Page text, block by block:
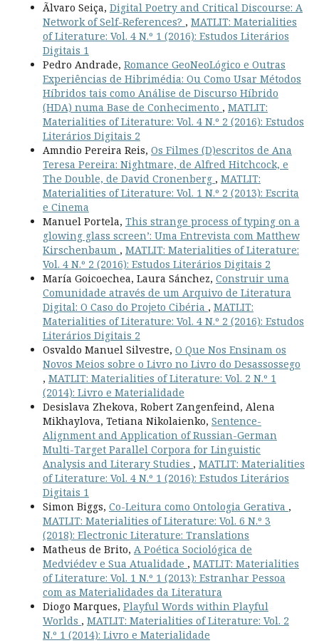
Ãlvaro Seiça, Digital Poetry and Critical Discourse: A
Network of Self-References? , MATLIT: Materialities
of Literature: Vol. 4 N.º 1 (2016): Estudos Literários
Digitais 1
Pedro Andrade, Romance GeoNeoLógico e Outras
Experiências de Hibrimédia: Ou Como Usar Métodos
Híbridos tais como Análise de Discurso Híbrido
(HDA) numa Base de Conhecimento , MATLIT:
Materialities of Literature: Vol. 4 N.º 2 (2016): Estudos
Literários Digitais 2
Amndio Pereira Reis, Os Filmes (D)escritos de Ana
Teresa Pereira: Nightmare, de Alfred Hitchcock, e
The Double, de David Cronenberg , MATLIT:
Materialities of Literature: Vol. 1 N.º 2 (2013): Escrita
e Cinema
Manuel Portela, This strange process of typing on a
glowing glass screen’: Uma Entrevista com Matthew
Kirschenbaum , MATLIT: Materialities of Literature:
Vol. 4 N.º 2 (2016): Estudos Literários Digitais 2
María Goicoechea, Laura Sánchez, Construir uma
Comunidade através de um Arquivo de Literatura
Digital: O Caso do Projeto Cibéria , MATLIT:
Materialities of Literature: Vol. 4 N.º 2 (2016): Estudos
Literários Digitais 2
Osvaldo Manuel Silvestre, O Que Nos Ensinam os
Novos Meios sobre o Livro no Livro do Desassossego
, MATLIT: Materialities of Literature: Vol. 2 N.º 1
(2014): Livro e Materialidade
Desislava Zhekova, Robert Zangenfeind, Alena
Mikhaylova, Tetiana Nikolaienko, Sentence-
Alignment and Application of Russian-German
Multi-Target Parallel Corpora for Linguistic
Analysis and Literary Studies , MATLIT: Materialities
of Literature: Vol. 4 N.º 1 (2016): Estudos Literários
Digitais 1
Simon Biggs, Co-Leitura como Ontologia Gerativa ,
MATLIT: Materialities of Literature: Vol. 6 N.º 3
(2018): Electronic Literature: Translations
Matheus de Brito, A Poética Sociológica de
Medviédev e Sua Atualidade , MATLIT: Materialities
of Literature: Vol. 1 N.º 1 (2013): Estranhar Pessoa
com as Materialidades da Literatura
Diogo Marques, Playful Words within Playful
Worlds , MATLIT: Materialities of Literature: Vol. 2
N.º 1 (2014): Livro e Materialidade